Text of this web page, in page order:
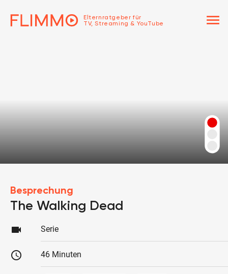
Elternratgeber für
TV, Streaming & YouTube
menu
Besprechung
The Walking Dead
videocam Serie
schedule 46 Minuten